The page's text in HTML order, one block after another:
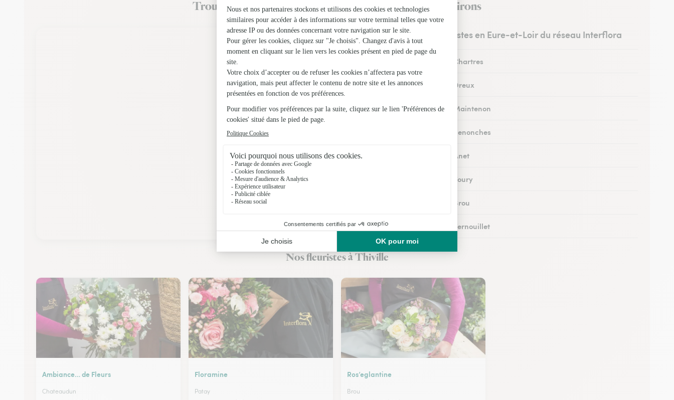
Trouvez un fleuriste Interflora à Thiville et dans ses environs
Les fleuristes en Eure-et-Loir du réseau Interflora
Fleuristes à Chartres
Fleuristes à Dreux
Fleuristes à Maintenon
Fleuristes à Senonches
Fleuristes à Anet
Fleuristes à Toury
Fleuristes à Brou
Fleuristes à Vernouillet
Fleuristes à Saint-Lubin-des-Joncherets
Nos fleuristes à Thiville
Ambiance… de Fleurs
Chateaudun
Floramine
Patay
Ros’eglantine
Brou